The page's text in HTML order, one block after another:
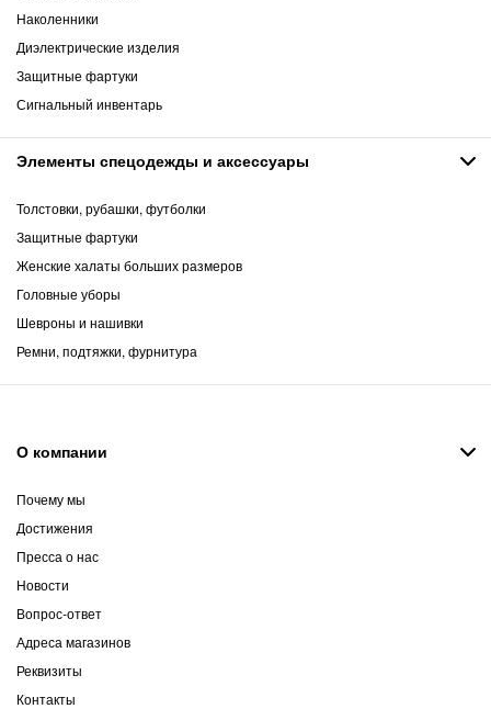
Наколенники
Диэлектрические изделия
Защитные фартуки
Сигнальный инвентарь
Элементы спецодежды и аксессуары
Толстовки, рубашки, футболки
Защитные фартуки
Женские халаты больших размеров
Головные уборы
Шевроны и нашивки
Ремни, подтяжки, фурнитура
О компании
Почему мы
Достижения
Пресса о нас
Новости
Вопрос-ответ
Адреса магазинов
Реквизиты
Контакты